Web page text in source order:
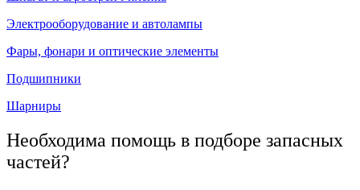
Электрооборудование и автолампы
Фары, фонари и оптические элементы
Подшипники
Шарниры
Необходима помощь в подборе запасных
частей?